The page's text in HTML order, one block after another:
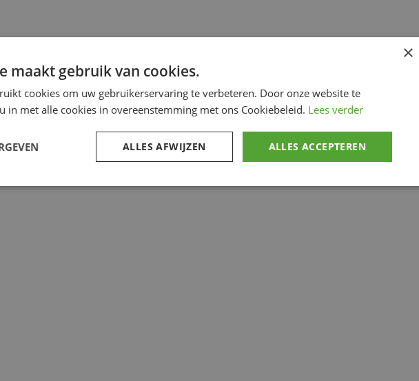
×
maakt gebruik van cookies.
cookies om uw gebruikerservaring te verbeteren. Door onze website te
in met alle cookies in overeenstemming met ons Cookiebeleid. Lees verder
ALLES ACCEPTEREN
ALLES AFWIJZEN